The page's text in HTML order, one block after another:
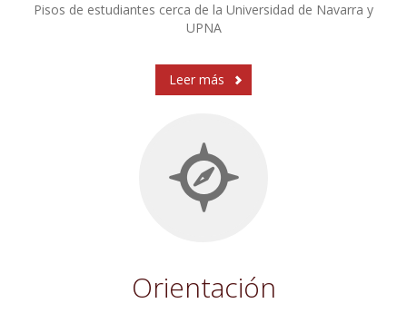
Pisos de estudiantes cerca de la Universidad de Navarra y
UPNA
Leer más
Orientación